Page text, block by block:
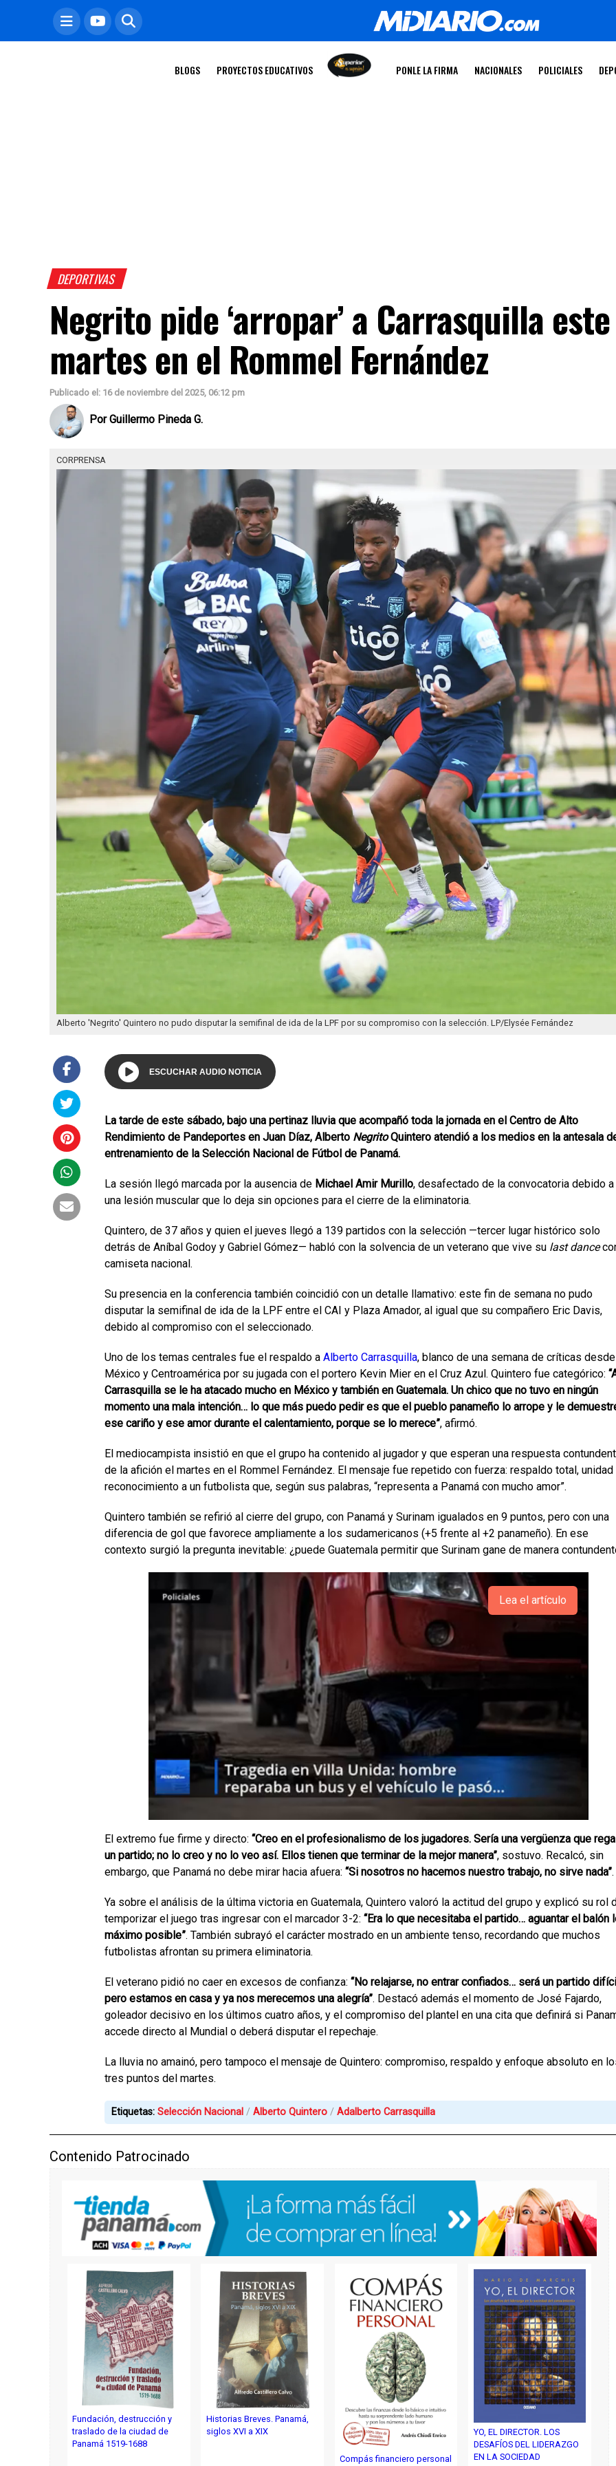
BLOGS PROYECTOS EDUCATIVOS PONLE LA FIRMA NACIONALES POLICIALES
DEPORTIVAS
Negrito pide ‘arropar’ a Carrasquilla este
martes en el Rommel Fernández
Publicado el: 16 de noviembre del 2025, 06:12 pm
PorGuillermo Pineda G.
CORPRENSA
Alberto 'Negrito' Quintero no pudo disputar la semifinal de ida de la LPF por su compromiso con la selección. LP/Elysée Fernández
ESCUCHAR AUDIO NOTICIA
La tarde de este sábado, bajo una pertinaz lluvia que acompañó toda la jornada en el Centro de Alto
Rendimiento de Pandeportes en Juan Díaz, Alberto NegritoQuintero atendió a los medios en la antesala
entrenamiento de la Selección Nacional de Fútbol de Panamá.
La sesión llegó marcada por la ausencia de Michael Amir Murillo, desafectado de la convocatoria debido a
una lesión muscular que lo deja sin opciones para el cierre de la eliminatoria.
Quintero, de 37 años y quien el jueves llegó a 139 partidos con la selección —tercer lugar histórico solo
detrás de Aníbal Godoy y Gabriel Gómez— habló con la solvencia de un veterano que vive su last dance
camiseta nacional.
Su presencia en la conferencia también coincidió con un detalle llamativo: este fin de semana no pudo
disputar la semifinal de ida de la LPF entre el CAI y Plaza Amador, al igual que su compañero Eric Davis,
debido al compromiso con el seleccionado.
Uno de los temas centrales fue el respaldo a Alberto Carrasquilla, blanco de una semana de críticas desde
México y Centroamérica por su jugada con el portero Kevin Mier en el Cruz Azul. Quintero fue categórico:
Carrasquilla se le ha atacado mucho en México y también en Guatemala. Un chico que no tuvo en ningún
momento una mala intención… lo que más puedo pedir es que el pueblo panameño lo arrope y le
ese cariño y ese amor durante el calentamiento, porque se lo merece”, afirmó.
El mediocampista insistió en que el grupo ha contenido al jugador y que esperan una respuesta
de la afición el martes en el Rommel Fernández. El mensaje fue repetido con fuerza: respaldo total, unidad
reconocimiento a un futbolista que, según sus palabras, “representa a Panamá con mucho amor”.
Quintero también se refirió al cierre del grupo, con Panamá y Surinam igualados en 9 puntos, pero con una
diferencia de gol que favorece ampliamente a los sudamericanos (+5 frente al +2 panameño). En ese
contexto surgió la pregunta inevitable: ¿puede Guatemala permitir que Surinam gane de manera
Lea el artículo
El extremo fue firme y directo: “Creo en el profesionalismo de los jugadores. Sería una vergüenza que
un partido; no lo creo y no lo veo así. Ellos tienen que terminar de la mejor manera”, sostuvo. Recalcó, sin
embargo, que Panamá no debe mirar hacia afuera: “Si nosotros no hacemos nuestro trabajo, no sirve nada”.
Ya sobre el análisis de la última victoria en Guatemala, Quintero valoró la actitud del grupo y explicó su rol
temporizar el juego tras ingresar con el marcador 3-2: “Era lo que necesitaba el partido… aguantar el balón
máximo posible”. También subrayó el carácter mostrado en un ambiente tenso, recordando que muchos
futbolistas afrontan su primera eliminatoria.
El veterano pidió no caer en excesos de confianza: “No relajarse, no entrar confiados… será un partido
pero estamos en casa y ya nos merecemos una alegría”. Destacó además el momento de José Fajardo,
goleador decisivo en los últimos cuatro años, y el compromiso del plantel en una cita que definirá si
accede directo al Mundial o deberá disputar el repechaje.
La lluvia no amainó, pero tampoco el mensaje de Quintero: compromiso, respaldo y enfoque absoluto en
tres puntos del martes.
Etiquetas: Selección Nacional Alberto Quintero Adalberto Carrasquilla
Contenido Patrocinado
Fundación, destrucción y
traslado de la ciudad de
Panamá 1519-1688
Historias Breves. Panamá,
siglos XVI a XIX
Compás financiero personal
YO, EL DIRECTOR. LOS
DESAFÍOS DEL LIDERAZGO
EN LA SOCIEDAD